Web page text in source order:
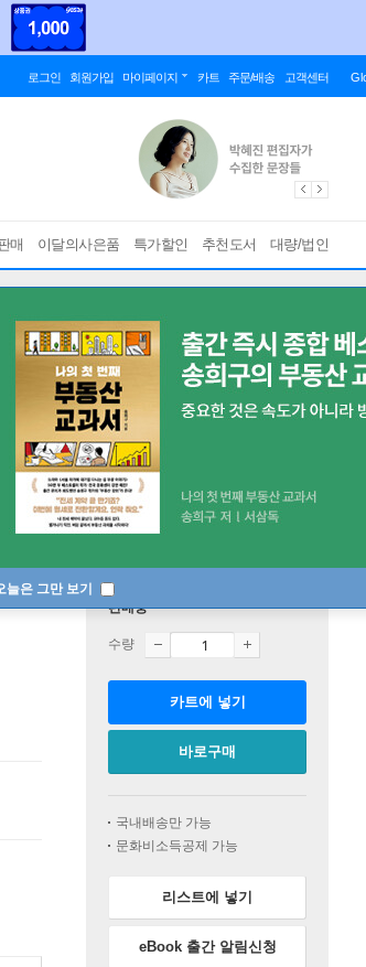
로그인 회원가입 마이페이지 카트 주문/배송 고객센터
매 이달의사은품 특가할인 추천도서 대량/법인
늘은 그만 보기
판매중
수량
카트에 넣기
바로구매
국내배송만 가능
문화비소득공제 가능
리스트에 넣기
eBook 출간 알림신청